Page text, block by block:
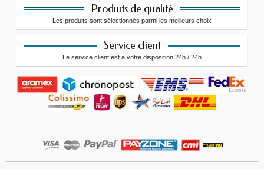
Produits de qualité
Les produits sont sélectionnés parmi les meilleurs choix
Service client
Le service client est a votre disposition 24h / 24h